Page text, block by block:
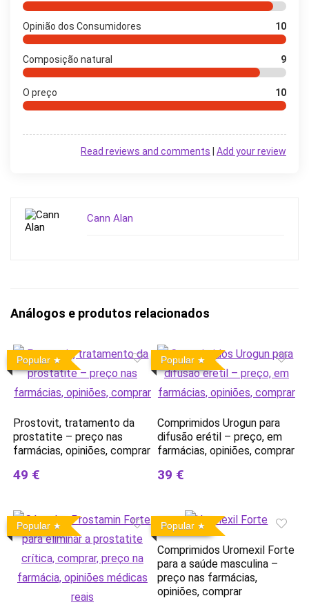
Opinião dos Consumidores 10
Composição natural 9
O preço 10
Add your review
Read reviews and comments
Cann Alan
Análogos e produtos relacionados
Popular
Prostovit, tratamento da
prostatite – preço nas
farmácias, opiniões, comprar
49 €
Popular
Comprimidos Urogun para
difusão erétil – preço, em
farmácias, opiniões, comprar
39 €
Popular Popular
Comprimidos Uromexil Forte
para a saúde masculina –
preço nas farmácias,
opiniões, comprar